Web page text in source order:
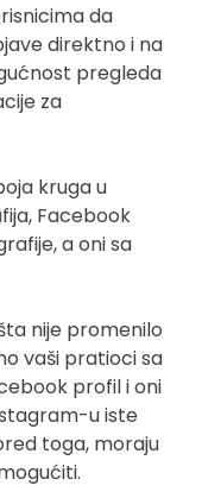
da
direktno i na
pregleda
za
kruga u
Facebook
a oni sa
nije promenilo
vaši pratioci sa
profil i oni
u iste
toga, moraju